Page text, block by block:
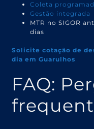
Coleta
Gestão integrada
MTR no SIGOR
dias
Solicite cotação de
dia em Guarulhos
FAQ: